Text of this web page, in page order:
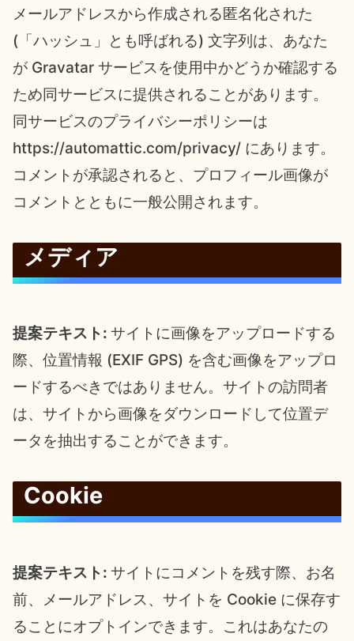
メールアドレスから作成される匿名化された
(「ハッシュ」とも呼ばれる) 文字列は、あなた
が Gravatar サービスを使用中かどうか確認する
ため同サービスに提供されることがあります。
同サービスのプライバシーポリシーは
https://automattic.com/privacy/ にあります。
コメントが承認されると、プロフィール画像が
コメントとともに一般公開されます。
メディア
提案テキスト: サイトに画像をアップロードする
際、位置情報 (EXIF GPS) を含む画像をアップロ
ードするべきではありません。サイトの訪問者
は、サイトから画像をダウンロードして位置デ
ータを抽出することができます。
Cookie
提案テキスト: サイトにコメントを残す際、お名
前、メールアドレス、サイトを Cookie に保存す
ることにオプトインできます。これはあなたの